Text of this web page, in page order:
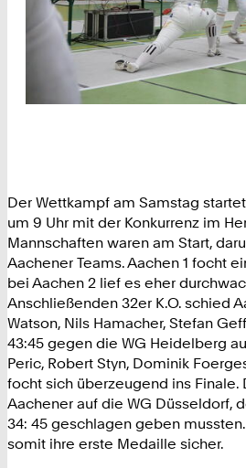
Der Wettkampf am Samstag
um 9 Uhr mit der Konkurrenz im
Mannschaften waren am Start,
Aachener Teams. Aachen 1 focht
bei Aachen 2 lief es eher
Anschließenden 32er K.O. schied
Watson, Nils Hamacher, Stefan
43:45 gegen die WG Heidelberg
Peric, Robert Styn, Dominik
focht sich überzeugend ins Finale.
Aachener auf die WG Düsseldorf,
34: 45 geschlagen geben
somit ihre erste Medaille sicher.